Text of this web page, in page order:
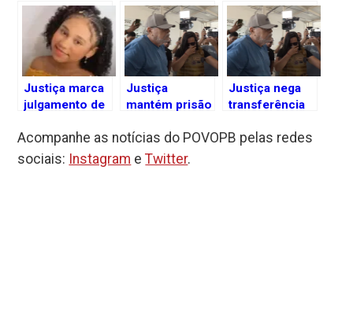
Justiça marca
julgamento de
matar e
estuprar
Justiça
mantém prisão
médico
acusado de
Justiça nega
transferência
acusado de
Acompanhe as notícias do POVOPB pelas redes
sociais: Instagram eTwitter.